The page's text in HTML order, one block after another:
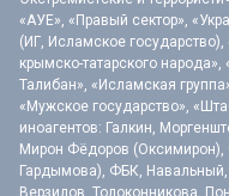
«АУЕ», «Правый сектор»,
(ИГ, Исламское
крымско-татарского
Талибан», «Исламская
«Мужское государство»,
иноагентов: Галкин,
Мирон Фёдоров (Оксимирон),
Гардымова), ФБК,
Верзилов, Толоконникова,